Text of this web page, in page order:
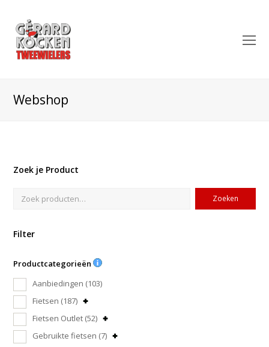
Webshop
Zoek je Product
Zoeken
Filter
Productcategorieën
Aanbiedingen (103)
Fietsen (187)
Fietsen Outlet (52)
Gebruikte fietsen (7)